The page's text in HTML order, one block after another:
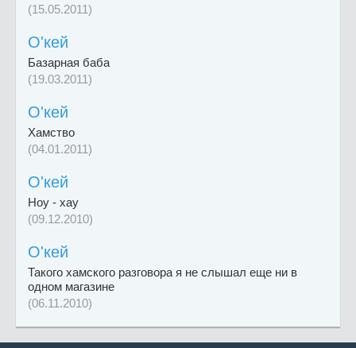
(15.05.2011)
O'кей
Базарная баба
(19.03.2011)
O'кей
Хамство
(04.01.2011)
O'кей
Ноу - хау
(09.12.2010)
O'кей
Такого хамского разговора я не слышал еще ни в
одном магазине
(06.11.2010)